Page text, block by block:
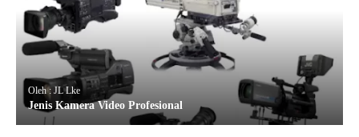
Oleh : JL Lke
Jenis Kamera Video Profesional